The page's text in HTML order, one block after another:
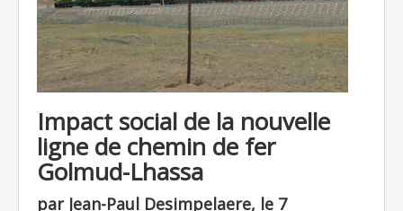
Impact social de la nouvelle
ligne de chemin de fer
Golmud-Lhassa
par Jean-Paul Desimpelaere, le 7